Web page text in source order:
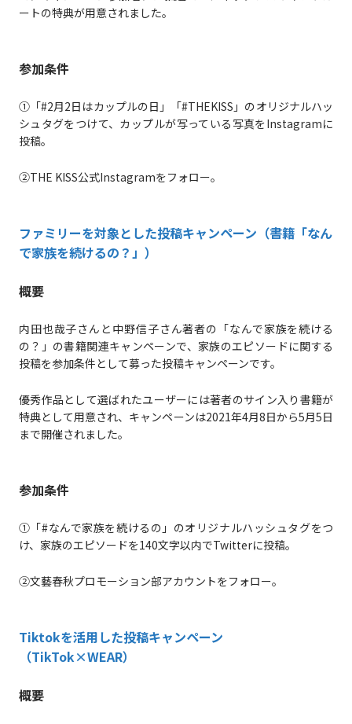
ートの特典が用意されました。
参加条件
①「#2月2日はカップルの日」「#THEKISS」のオリジナルハッ
シュタグをつけて、カップルが写っている写真をInstagramに
投稿。
②THE KISS公式Instagramをフォロー。
ファミリーを対象とした投稿キャンペーン（書籍「なん
で家族を続けるの？」）
概要
内田也哉子さんと中野信子さん著者の「なんで家族を続ける
の？」の書籍関連キャンペーンで、家族のエピソードに関する
投稿を参加条件として募った投稿キャンペーンです。
優秀作品として選ばれたユーザーには著者のサイン入り書籍が
特典として用意され、キャンペーンは2021年4月8日から5月5日
まで開催されました。
参加条件
①「#なんで家族を続けるの」のオリジナルハッシュタグをつ
け、家族のエピソードを140文字以内でTwitterに投稿。
②文藝春秋プロモーション部アカウントをフォロー。
Tiktokを活用した投稿キャンペーン
（TikTok×WEAR）
概要